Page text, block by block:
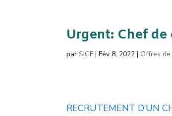
Urgent: Chef
parSIGF |Fév 8, 2022 | Offres
RECRUTEMENT D’UN